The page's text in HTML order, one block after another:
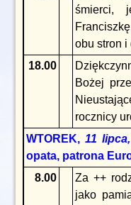
śmierci,
obu stron
18.00
Bożej
rocznicy
WTOREK,11
opata, patrona
8.00
Za ++
jako